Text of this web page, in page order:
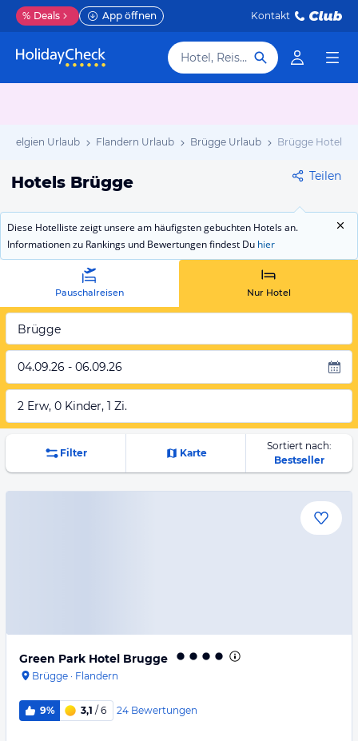
% Deals App öffnen Kontakt
Hotel, Reiseziel
Belgien Urlaub Flandern Urlaub Brügge Urlaub Brügge Hotels
Hotels Brügge Teilen
Diese Hotelliste zeigt unsere am häufigsten gebuchten Hotels an.
Informationen zu Rankings und Bewertungen findest Du hier
Pauschalreisen Nur Hotel
Brügge
04.09.26 - 06.09.26
2 Erw, 0 Kinder, 1 Zi.
Filter Karte
Sortiert nach:
Bestseller
Green Park Hotel Brugge
Brügge · Flandern
9% 3,1 / 6 24 Bewertungen